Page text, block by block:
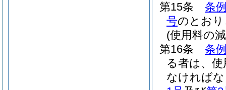
第15条
条
号のとお
(使用料の
第16条
条
る者は、
なければ